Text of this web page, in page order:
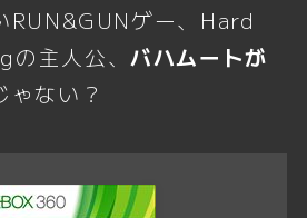
RUN&GUNゲー、Hard
主人公、バハムートが
ゃない？